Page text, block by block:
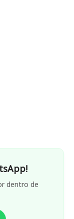
dentro de